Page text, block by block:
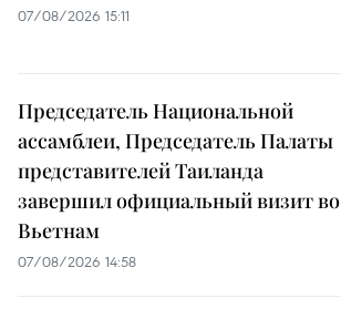
07/08/2026 15:11
Председатель Национальной
ассамблеи, Председатель Палаты
представителей Таиланда
завершил официальный визит во
Вьетнам
07/08/2026 14:58